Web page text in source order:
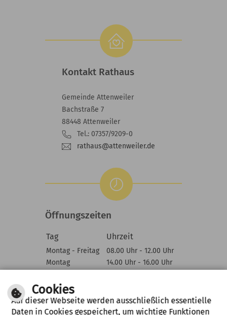
Kontakt Rathaus
Gemeinde Attenweiler
Bachstraße 7
88448 Attenweiler
Tel.: 07357/9209-0
rathaus@attenweiler.de
Öffnungszeiten
Tag Uhrzeit
Montag - Freitag
08.00 Uhr - 12.00 Uhr
Montag
14.00 Uhr - 16.00 Uhr
Cookies
Auf dieser Webseite werden ausschließlich essentielle
Daten in Cookies gespeichert, um wichtige Funktionen